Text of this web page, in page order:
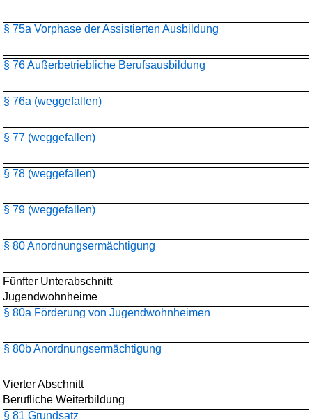
§ 75a Vorphase der Assistierten Ausbildung
§ 76 Außerbetriebliche Berufsausbildung
§ 76a (weggefallen)
§ 77 (weggefallen)
§ 78 (weggefallen)
§ 79 (weggefallen)
§ 80 Anordnungsermächtigung
Fünfter Unterabschnitt
Jugendwohnheime
§ 80a Förderung von Jugendwohnheimen
§ 80b Anordnungsermächtigung
Vierter Abschnitt
Berufliche Weiterbildung
§ 81 Grundsatz